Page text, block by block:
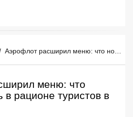
меню: что
в рационе туристов в